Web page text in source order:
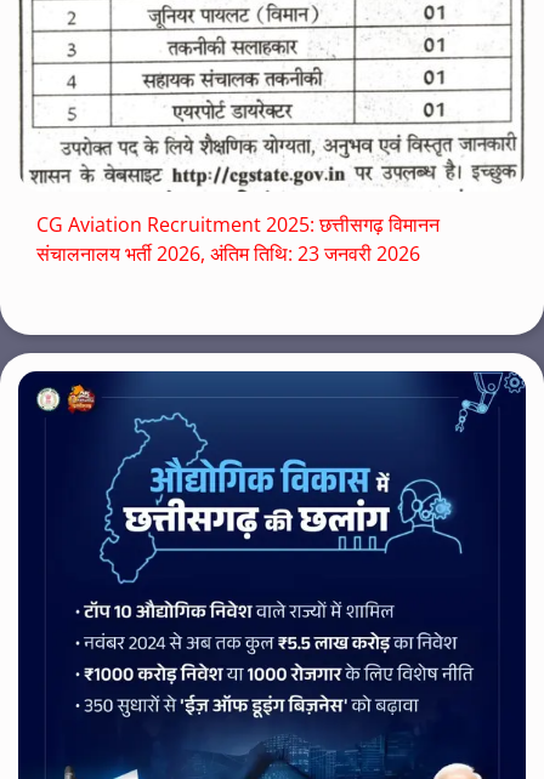
CG Aviation Recruitment 2025: छत्तीसगढ़ विमानन
संचालनालय भर्ती 2026, अंतिम तिथि: 23 जनवरी 2026